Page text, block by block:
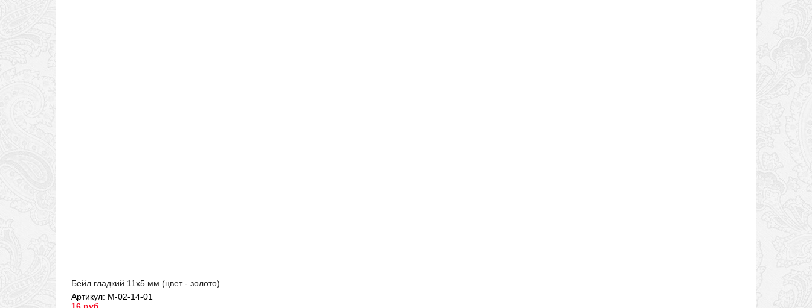
Бейл гладкий 11х5 мм (цвет - золото)
Артикул: М-02-14-01